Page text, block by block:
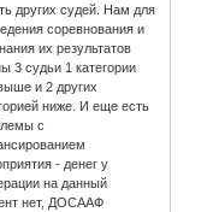
других судей. Нам для
соревнования и
их результатов
3 судьи 1 категории
и 2 других
ниже. И еще есть
с
- денег у
на данный
нет, ДОСААФ